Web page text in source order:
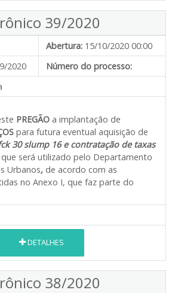
39/2020
Abertura: 15/10/2020 00:00
2020
Número do processo:
PREGÃO a implantação de
para futura eventual aquisição de
30 slump 16 e contratação de taxas
será utilizado pelo Departamento
Urbanos, de acordo com as
no Anexo I, que faz parte do
DETALHES
38/2020